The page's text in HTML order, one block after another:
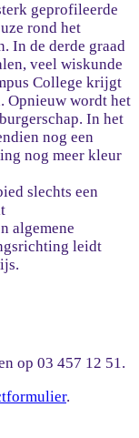
geprofileerde
rond het
In de derde graad
veel wiskunde
College krijgt
Opnieuw wordt het
In het
nog een
nog meer kleur
slechts een
algemene
leidt
op 03 457 12 51.
.